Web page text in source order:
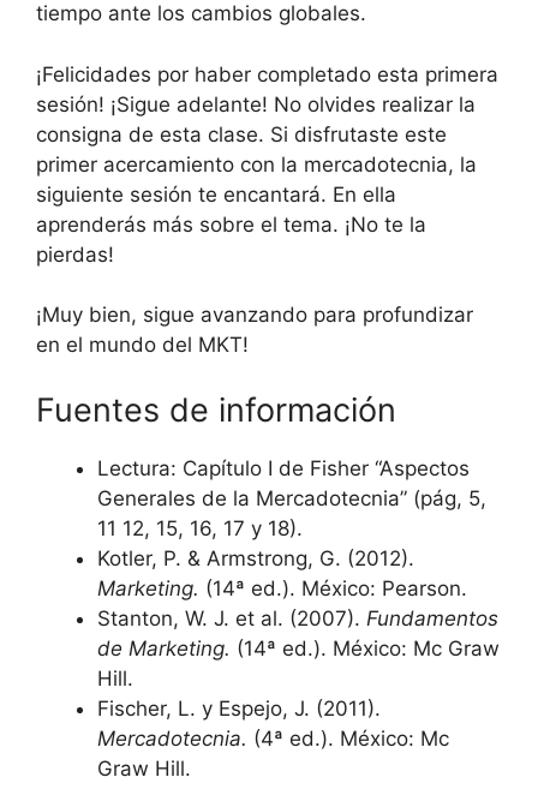
tiempo ante los cambios globales.
¡Felicidades por haber completado esta primera
sesión! ¡Sigue adelante! No olvides realizar la
consigna de esta clase. Si disfrutaste este
primer acercamiento con la mercadotecnia, la
siguiente sesión te encantará. En ella
aprenderás más sobre el tema. ¡No te la
pierdas!
¡Muy bien, sigue avanzando para profundizar
en el mundo del MKT!
Fuentes de información
Lectura: Capítulo I de Fisher “Aspectos
Generales de la Mercadotecnia” (pág, 5,
11 12, 15, 16, 17 y 18).
Kotler, P. & Armstrong, G. (2012).
Marketing. (14ª ed.). México: Pearson.
Stanton, W. J. et al. (2007). Fundamentos
de Marketing. (14ª ed.). México: Mc Graw
Hill.
Fischer, L. y Espejo, J. (2011).
Mercadotecnia. (4ª ed.). México: Mc
Graw Hill.